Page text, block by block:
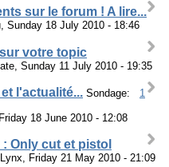
sur le forum ! A lire...
Sunday 18 July 2010 - 18:46
votre topic
Sunday 11 July 2010 - 19:35
l'actualité... Sondage:
1
18 June 2010 - 12:08
Only cut et pistol
Friday 21 May 2010 - 21:09